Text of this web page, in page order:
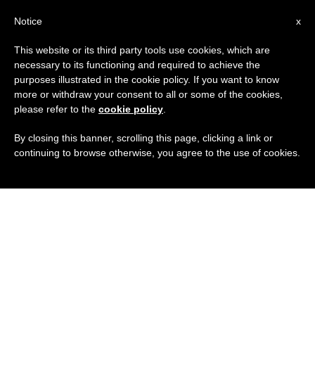
x
Notice
This website or its third party tools use cookies, which are
necessary to its functioning and required to achieve the
purposes illustrated in the cookie policy. If you want to know
more or withdraw your consent to all or some of the cookies,
please refer to the cookie policy
By closing this banner, scrolling this page, clicking a link or
continuing to browse otherwise, you agree to the use of cookies.